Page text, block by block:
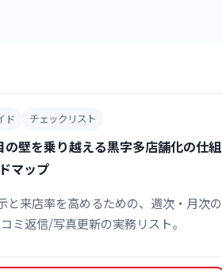
ド チェックリスト
の壁を乗り越える黒字多店舗化の仕組
マップ
と来店率を高めるための、週次・月次の
ミ返信/写真更新の実務リスト。